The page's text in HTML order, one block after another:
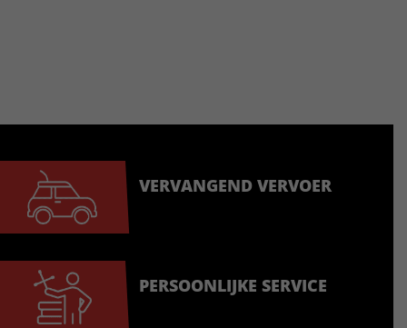
VERVANGEND VERVOER
PERSOONLIJKE SERVICE